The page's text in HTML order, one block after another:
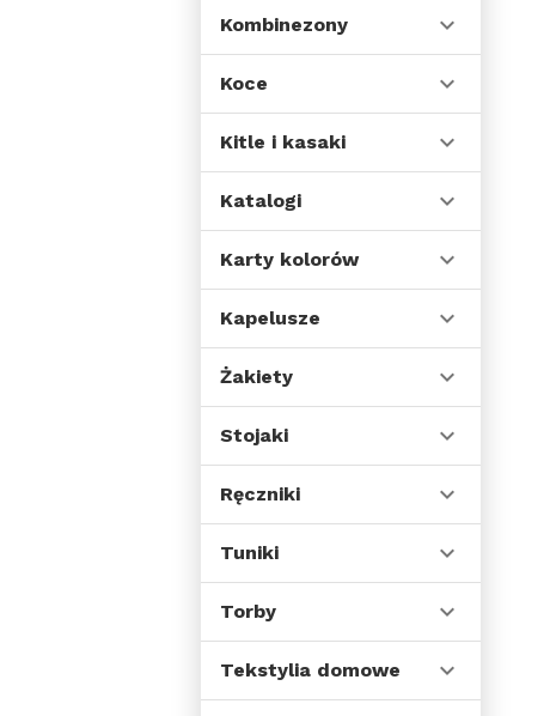
Kombinezony
Koce
Kitle i kasaki
Katalogi
Karty kolorów
Kapelusze
Żakiety
Stojaki
Ręczniki
Tuniki
Torby
Tekstylia domowe